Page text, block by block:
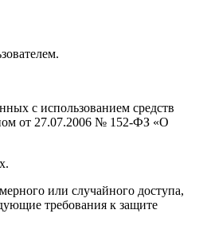
с использованием средств
от 27.07.2006 № 152-ФЗ «О
или случайного доступа,
требования к защите